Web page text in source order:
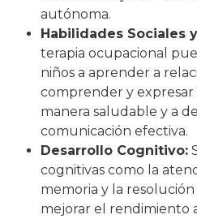
autónoma.
Habilidades Sociales
terapia ocupacional
niños a aprender a
comprender y expresar
manera saludable y a
comunicación efectiva.
Desarrollo Cognitivo:
cognitivas como la
memoria y la
mejorar el rendimiento